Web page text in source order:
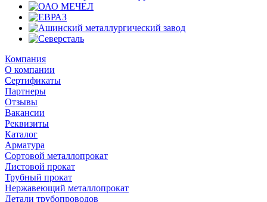
Компания
О компании
Сертификаты
Партнеры
Отзывы
Вакансии
Реквизиты
Каталог
Арматура
Сортовой металлопрокат
Листовой прокат
Трубный прокат
Нержавеющий металлопрокат
Детали трубопроводов